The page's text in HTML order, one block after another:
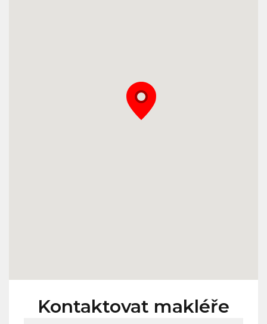
Kontaktovat makléře